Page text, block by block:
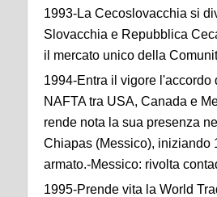
1993-La Cecoslovacchia si
Slovacchia e Repubblica
il mercato unico della
1994-Entra il vigore l'accordo
NAFTA tra USA, Canada e
rende nota la sua presenza
Chiapas (Messico), iniziando
armato.-Messico: rivolta
1995-Prende vita la World